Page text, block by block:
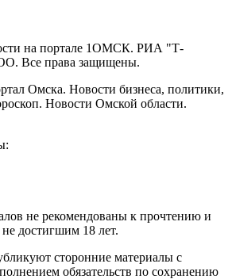
на портале 1ОМСК. РИА "Т-
Все права защищены.
Омска. Новости бизнеса, политики,
Новости Омской области.
не рекомендованы к прочтению и
достигшим 18 лет.
сторонние материалы с
обязательств по сохранению